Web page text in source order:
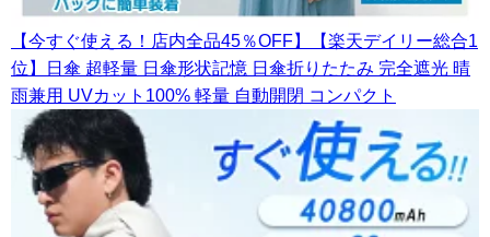
【今すぐ使える！店内全品45％OFF】【楽天デイリー総合1
位】日傘 超軽量 日傘形状記憶 日傘折りたたみ 完全遮光 晴
雨兼用 UVカット100% 軽量 自動開閉 コンパクト